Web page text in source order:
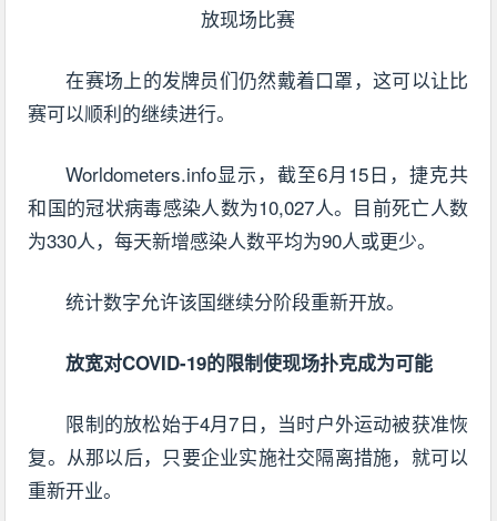
在赛场上的发牌员们仍然戴着口罩，这可以让比
赛可以顺利的继续进行。
Worldometers.info显示，截至6月15日，捷克共
和国的冠状病毒感染人数为10,027人。目前死亡人数
为330人，每天新增感染人数平均为90人或更少。
统计数字允许该国继续分阶段重新开放。
放宽对COVID-19的限制使现场扑克成为可能
限制的放松始于4月7日，当时户外运动被获准恢
复。从那以后，只要企业实施社交隔离措施，就可以
重新开业。